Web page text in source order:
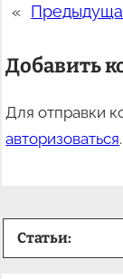
«
Добавить
Для отправки
авторизоваться.
Статьи: